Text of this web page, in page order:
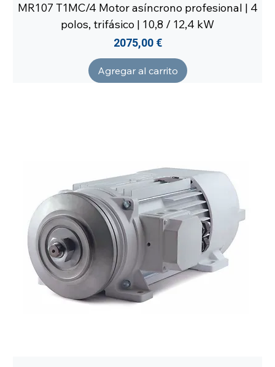
MR107 T1MC/4 Motor asíncrono profesional | 4
polos, trifásico | 10,8 / 12,4 kW
Precio
2075,00 €
Agregar al carrito